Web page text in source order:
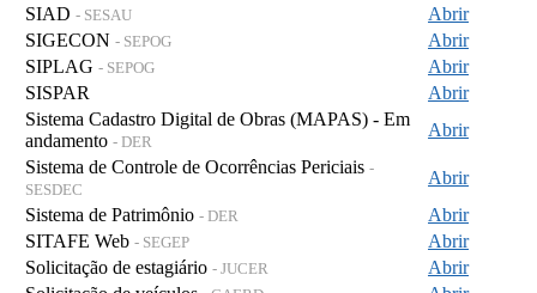
SIAD - SESAU
Abrir
SIGECON - SEPOG
Abrir
SIPLAG - SEPOG
Abrir
SISPAR
Abrir
Sistema Cadastro Digital de Obras (MAPAS) - Em
andamento - DER
Abrir
Sistema de Controle de Ocorrências Periciais -
SESDEC
Abrir
Sistema de Patrimônio - DER
Abrir
SITAFE Web - SEGEP
Abrir
Solicitação de estagiário - JUCER
Abrir